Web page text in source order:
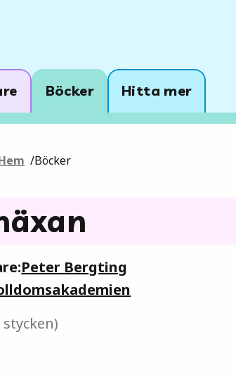
Böcker Hitta mer
/Böcker
Peter Bergting
stycken)